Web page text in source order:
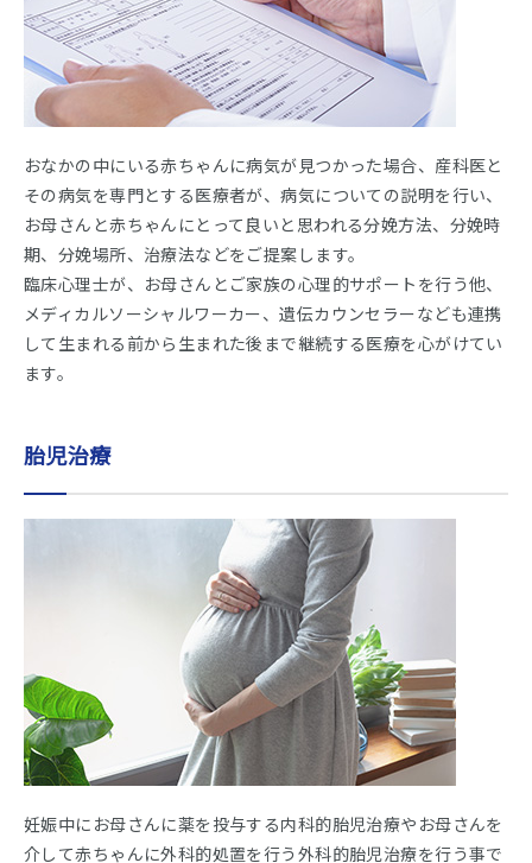
おなかの中にいる赤ちゃんに病気が見つかった場合、産科医と
その病気を専門とする医療者が、病気についての説明を行い、
お母さんと赤ちゃんにとって良いと思われる分娩方法、分娩時
期、分娩場所、治療法などをご提案します。
臨床心理士が、お母さんとご家族の心理的サポートを行う他、
メディカルソーシャルワーカー、遺伝カウンセラーなども連携
して生まれる前から生まれた後まで継続する医療を心がけてい
ます。
胎児治療
妊娠中にお母さんに薬を投与する内科的胎児治療やお母さんを
介して赤ちゃんに外科的処置を行う外科的胎児治療を行う事で